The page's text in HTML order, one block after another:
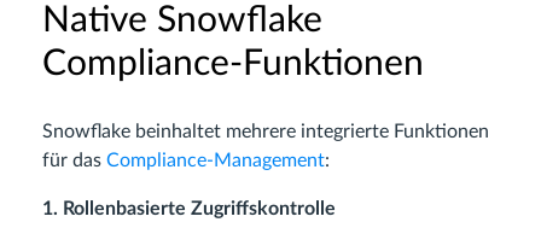
Native Snowflake
Compliance-Funktionen
Snowflake beinhaltet mehrere integrierte Funktionen
für das Compliance-Management:
1. Rollenbasierte Zugriffskontrolle